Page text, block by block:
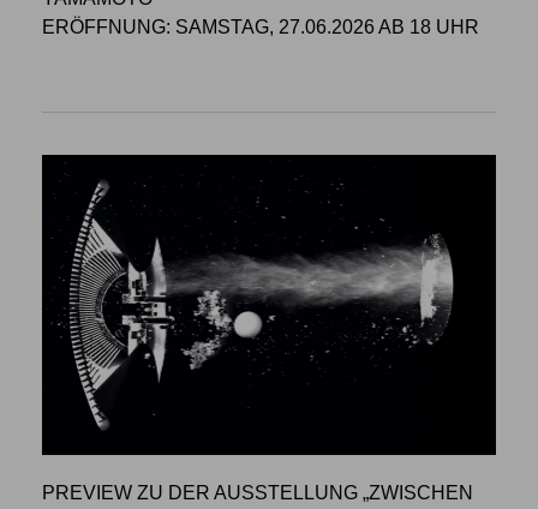
ERÖFFNUNG: SAMSTAG, 27.06.2026 AB 18 UHR
PREVIEW ZU DER AUSSTELLUNG „ZWISCHEN